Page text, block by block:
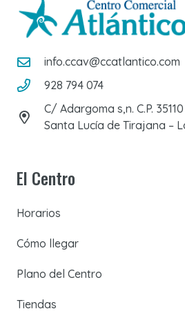
info.ccav@ccatlantico.com
928 794 074
C/ Adargoma s,n. C.P. 35110
Santa Lucía de Tirajana –
El Centro
Horarios
Cómo llegar
Plano del Centro
Tiendas